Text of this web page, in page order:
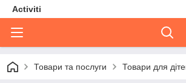
Activiti
Товари та послуги Товари для